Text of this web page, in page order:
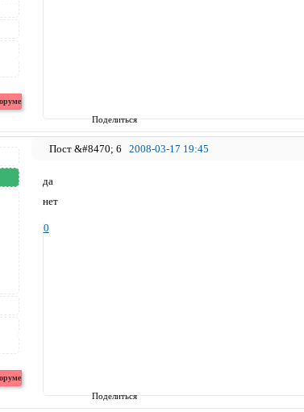
Поделиться
Поделиться
6 2008-03-17 19:45
да
нет
0